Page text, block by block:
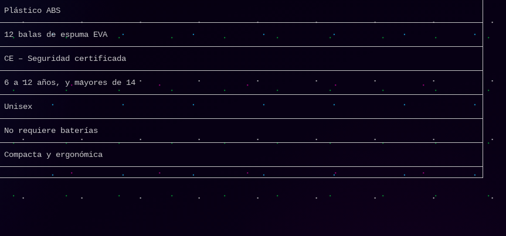
Plástico ABS
12 balas de espuma EVA
CE – Seguridad certificada
6 a 12 años, y mayores de 14
Unisex
No requiere baterías
Compacta y ergonómica